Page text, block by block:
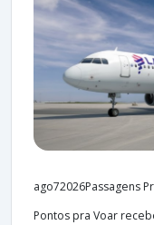
ago72026Passagens
Pontos pra Voar